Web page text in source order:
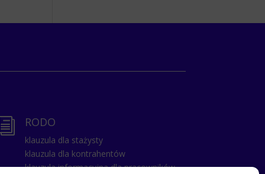
i RODO
klauzula dla stażysty
klauzula dla kontrahentów
klauzula informacyjna dla pracowników